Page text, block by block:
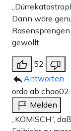
Dann wäre
gewollt.
52
Antworten
ordo ab chao
Melden
„KOMISCH“,